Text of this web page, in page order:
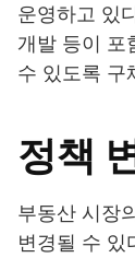
운영하고 있
개발 등이 포
수 있도록 구
정책
부동산 시장
변경될 수 있